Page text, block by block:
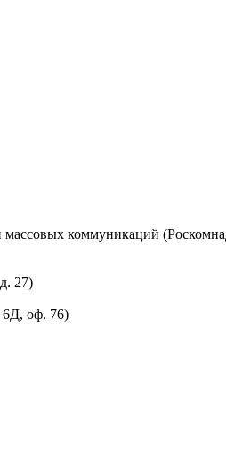
массовых коммуникаций
27)
6Д, оф. 76)